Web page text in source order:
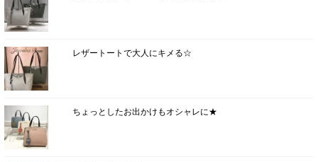
レザートートで大人にキメる☆
ちょっとしたお出かけもオシャレに★